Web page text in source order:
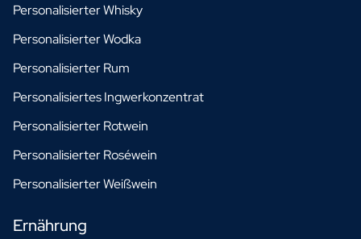
Personalisierter Whisky
Personalisierter Wodka
Personalisierter Rum
Personalisiertes Ingwerkonzentrat
Personalisierter Rotwein
Personalisierter Roséwein
Personalisierter Weißwein
Ernährung